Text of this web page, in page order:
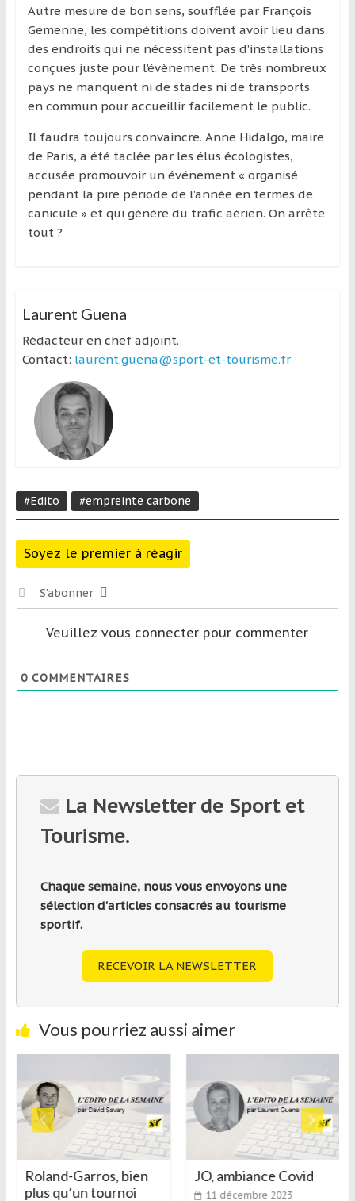
découverte
culturelle
région
Autre mesure de bon sens, soufflée par François
Gemenne, les compétitions doivent avoir lieu dans
des endroits qui ne nécessitent pas d’installations
conçues juste pour l’évènement. De très nombreux
pays ne manquent ni de stades ni de transports
en commun pour accueillir facilement le public.
Il faudra toujours convaincre. Anne Hidalgo, maire
de Paris, a été taclée par les élus écologistes,
accusée promouvoir un événement « organisé
pendant la pire période de l’année en termes de
canicule » et qui génère du trafic aérien. On arrête
tout ?
Laurent Guena
Rédacteur en chef adjoint.
Contact: laurent.guena@sport-et-tourisme.fr
#Edito #empreinte carbone
Soyez le premier à réagir
S’abonner
Veuillez vous connecter pour commenter
0COMMENTAIRES
La Newsletter de Sport et
Tourisme.
Chaque semaine, nous vous envoyons une
sélection d'articles consacrés au tourisme
sportif.
RECEVOIR LA NEWSLETTER
Vous pourriez aussi aimer
Roland-Garros, bien
plus qu’un tournoi
JO, ambiance Covid
11 décembre 2023